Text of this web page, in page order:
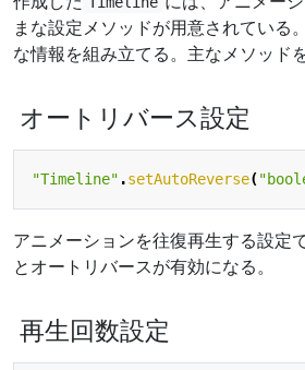
まな設定メソッドが用意されている
な情報を組み立てる。主なメソッド
オートリバース設定
"Timeline" .setAutoReverse(
アニメーションを往復再生する設定で
とオートリバースが有効になる。
再生回数設定